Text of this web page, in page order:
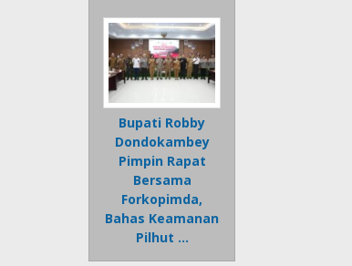
Bupati Robby
Dondokambey
Pimpin Rapat
Bersama
Forkopimda,
Bahas Keamanan
Pilhut …